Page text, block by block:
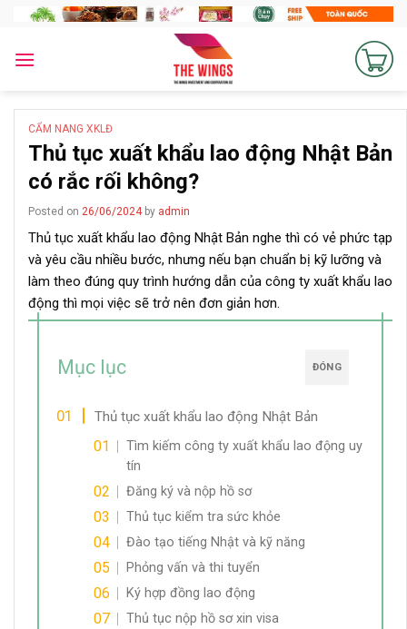
content
CẨM NANG XKLĐ
Thủ tục xuất khẩu lao động Nhật Bản
có rắc rối không?
Posted on 26/06/2024by admin
Thủ tục xuất khẩu lao động Nhật Bản nghe thì có vẻ phức tạp
và yêu cầu nhiều bước, nhưng nếu bạn chuẩn bị kỹ lưỡng và
làm theo đúng quy trình hướng dẫn của công ty xuất khẩu lao
động thì mọi việc sẽ trở nên đơn giản hơn.
ĐÓNG
Mục lục
Thủ tục xuất khẩu lao động Nhật Bản
Tìm kiếm công ty xuất khẩu lao động uy
tín
Đăng ký và nộp hồ sơ
Thủ tục kiểm tra sức khỏe
Đào tạo tiếng Nhật và kỹ năng
Phỏng vấn và thi tuyển
Ký hợp đồng lao động
Thủ tục nộp hồ sơ xin visa